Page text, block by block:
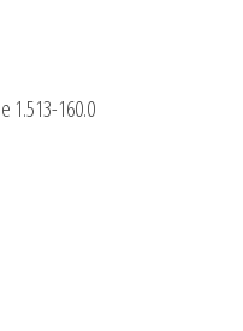
1.513-160.0